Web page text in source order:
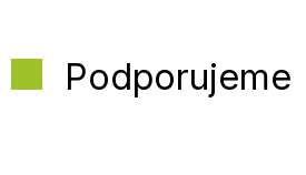
Podporujeme